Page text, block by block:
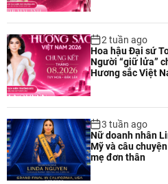
2 tuần ago
Hoa hậu Đại sứ
Người “giữ lửa”
Hương sắc Việt
3 tuần ago
Nữ doanh nhân
Mỹ và câu
mẹ đơn thân